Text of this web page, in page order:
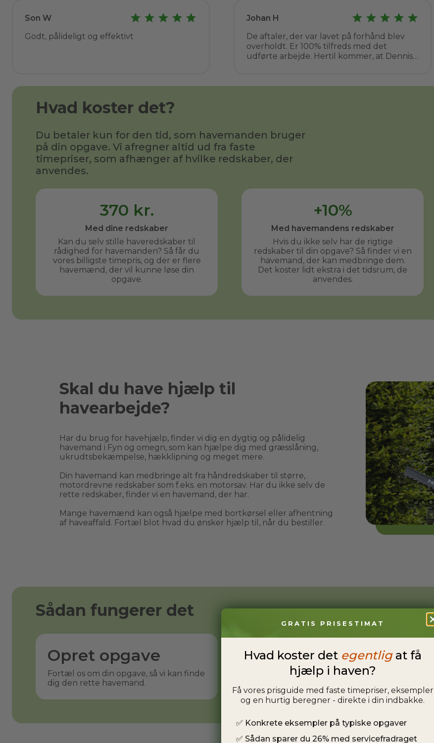
Son W
Godt, pålideligt og effektivt
Johan H
De aftaler, der var lavet på forhånd blev
overholdt. Er 100% tilfreds med det
udførte arbejde. Hertil kommer, at Dennis
fornuftig pris.
Hvad koster det?
Du betaler kun for den tid, som havemanden bruger
på din opgave. Vi afregner altid ud fra faste
timepriser, som afhænger af hvilke redskaber, der
anvendes.
370 kr.
Med dine redskaber
Kan du selv stille haveredskaber til
rådighed for havemanden? Så får du
vores billigste timepris, og der er flere
havemænd, der vil kunne løse din
opgave.
+10%
Med havemandens redskaber
Hvis du ikke selv har de rigtige
redskaber til din opgave? Så finder vi en
havemand, der kan medbringe dem.
Det koster lidt ekstra i det tidsrum, de
anvendes.
Skal du have hjælp til
havearbejde?
Har du brug for havehjælp, finder vi dig en dygtig og pålidelig
havemand i Fyn og omegn, som kan hjælpe dig med græsslåning,
ukrudtsbekæmpelse, hækklipning og meget mere.
Din havemand kan medbringe alt fra håndredskaber til større,
motordrevne redskaber som f.eks. en motorsav. Har du ikke selv de
rette redskaber, finder vi en havemand, der har.
Mange havemænd kan også hjælpe med bortkørsel eller afhentning
af haveaffald. Fortæl blot hvad du ønsker hjælp til, når du bestiller.
Sådan fungerer det
Opret opgave
Fortæl os om din opgave, så vi kan finde
dig den rette havemand.
Planlæg besøg
Tal opgaven igennem med din
GRATIS PRISESTIMAT
Hvad koster det egentligat få
hjælp i haven?
Få vores prisguide med faste timepriser, eksempler
og en hurtig beregner - direkte i din indbakke.
✅ Konkrete eksempler på typiske opgaver
✅ Sådan sparer du 26% med servicefradraget